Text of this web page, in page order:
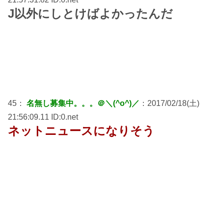
J以外にしとけばよかったんだ
45： 名無し募集中。。。＠＼(^o^)／ ：2017/02/18(土)
21:56:09.11 ID:0.net
ネットニュースになりそう